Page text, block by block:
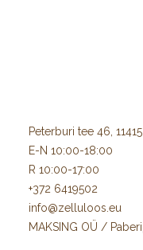
Peterburi tee 46,
E-N 10:00-18:00
R 10:00-17:00
+372 6419502
info@zelluloos.eu
MAKSING OÜ /